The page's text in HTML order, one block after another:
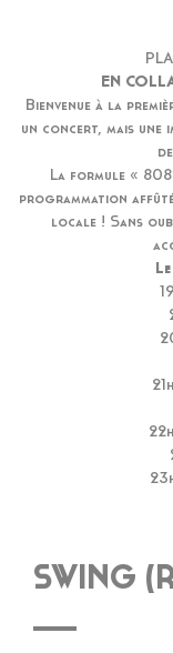
EN
Bienvenue à la
un concert, mais une
La formule «
programmation
locale ! Sans
SWING